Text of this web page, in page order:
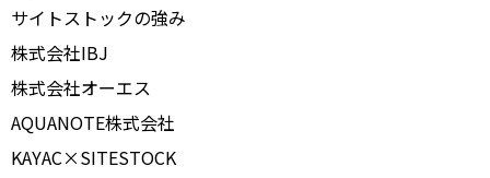
サイトストックの強み
株式会社IBJ
株式会社オーエス
AQUANOTE株式会社
KAYAC×SITESTOCK